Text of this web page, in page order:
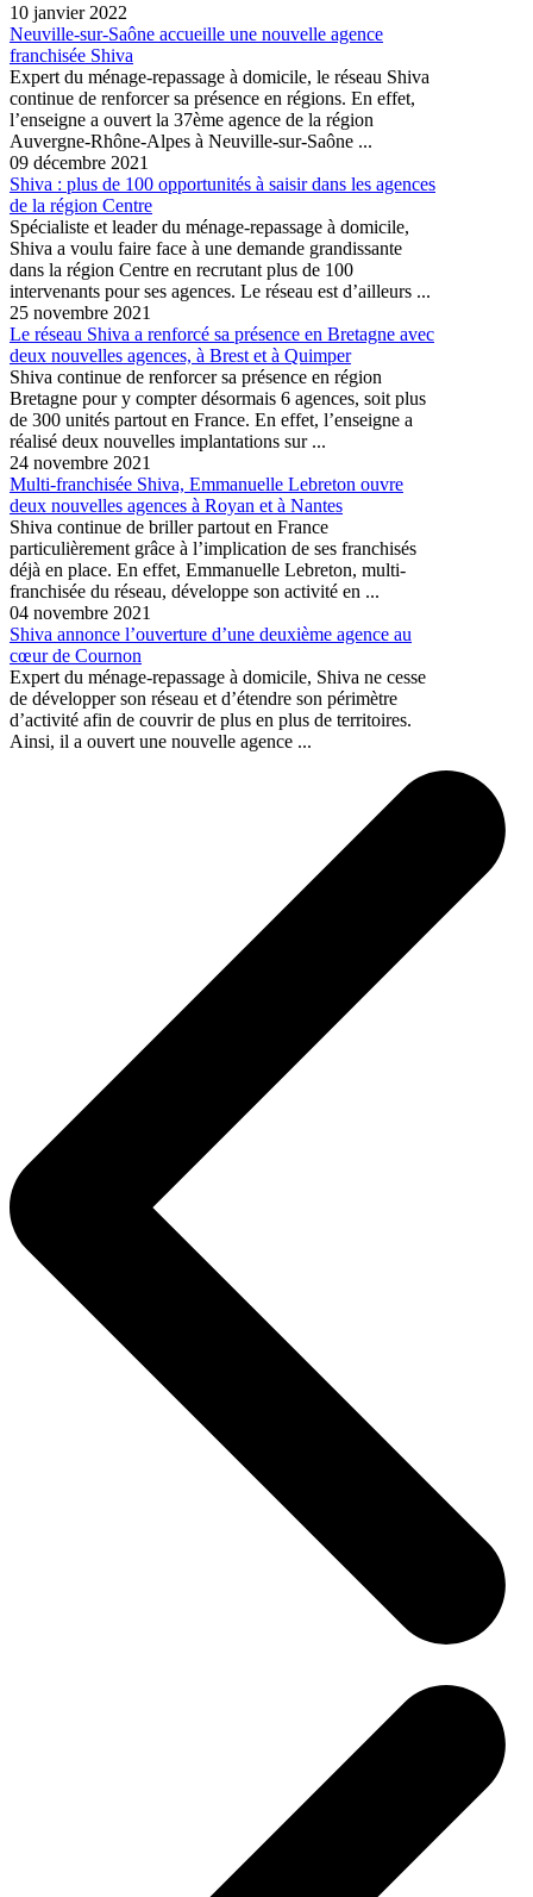
10 janvier 2022
Neuville-sur-Saône accueille une nouvelle agence
franchisée Shiva
Expert du ménage-repassage à domicile, le réseau Shiva
continue de renforcer sa présence en régions. En effet,
l’enseigne a ouvert la 37ème agence de la région
Auvergne-Rhône-Alpes à Neuville-sur-Saône ...
09 décembre 2021
Shiva : plus de 100 opportunités à saisir dans les agences
de la région Centre
Spécialiste et leader du ménage-repassage à domicile,
Shiva a voulu faire face à une demande grandissante
dans la région Centre en recrutant plus de 100
intervenants pour ses agences. Le réseau est d’ailleurs ...
25 novembre 2021
Le réseau Shiva a renforcé sa présence en Bretagne avec
deux nouvelles agences, à Brest et à Quimper
Shiva continue de renforcer sa présence en région
Bretagne pour y compter désormais 6 agences, soit plus
de 300 unités partout en France. En effet, l’enseigne a
réalisé deux nouvelles implantations sur ...
24 novembre 2021
Multi-franchisée Shiva, Emmanuelle Lebreton ouvre
deux nouvelles agences à Royan et à Nantes
Shiva continue de briller partout en France
particulièrement grâce à l’implication de ses franchisés
déjà en place. En effet, Emmanuelle Lebreton, multi-
franchisée du réseau, développe son activité en ...
04 novembre 2021
Shiva annonce l’ouverture d’une deuxième agence au
cœur de Cournon
Expert du ménage-repassage à domicile, Shiva ne cesse
de développer son réseau et d’étendre son périmètre
d’activité afin de couvrir de plus en plus de territoires.
Ainsi, il a ouvert une nouvelle agence ...